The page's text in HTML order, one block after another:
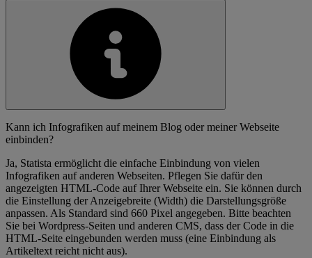
Kann ich Infografiken auf meinem Blog oder meiner Webseite
einbinden?
Ja, Statista ermöglicht die einfache Einbindung von vielen
Infografiken auf anderen Webseiten. Pflegen Sie dafür den
angezeigten HTML-Code auf Ihrer Webseite ein. Sie können durch
die Einstellung der Anzeigebreite (Width) die Darstellungsgröße
anpassen. Als Standard sind 660 Pixel angegeben. Bitte beachten
Sie bei Wordpress-Seiten und anderen CMS, dass der Code in die
HTML-Seite eingebunden werden muss (eine Einbindung als
Artikeltext reicht nicht aus).